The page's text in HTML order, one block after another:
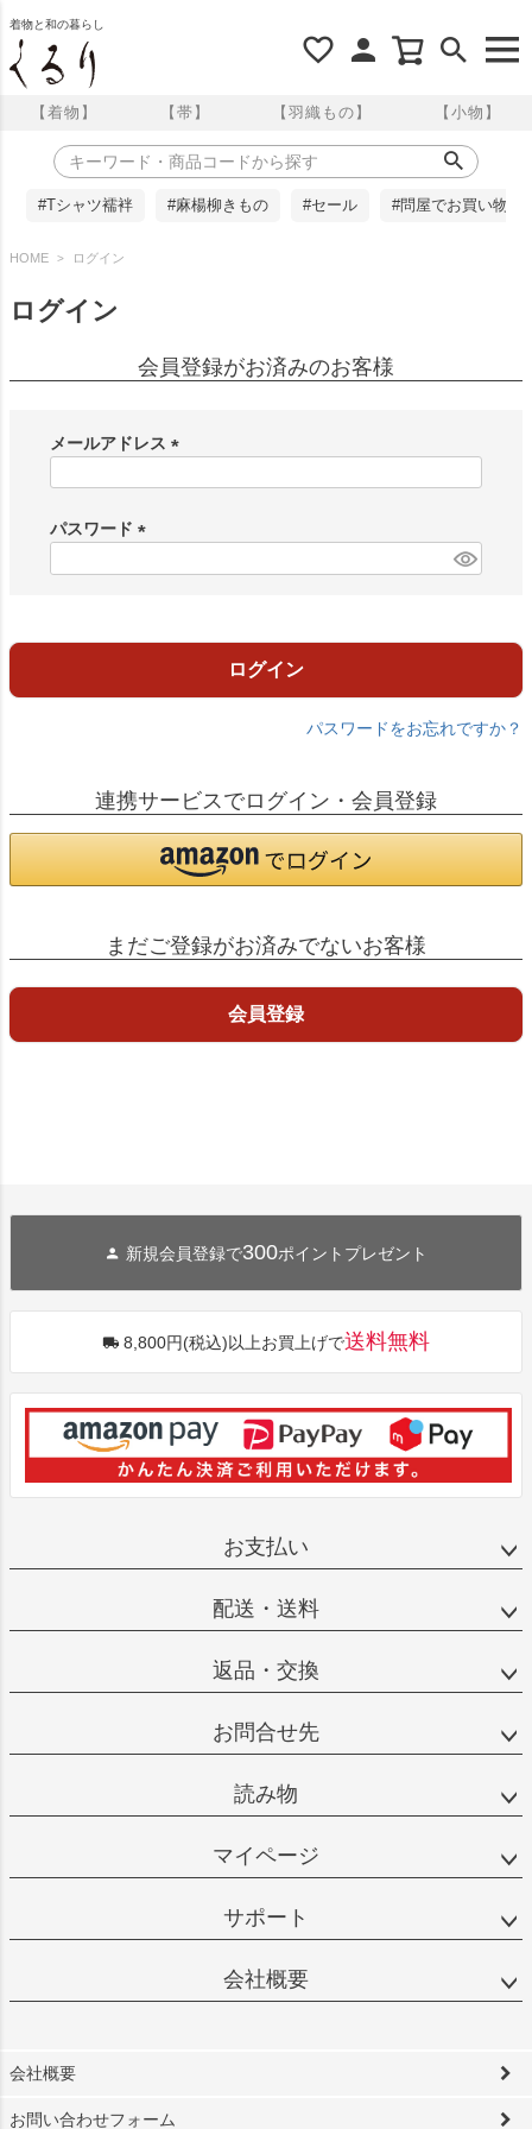
着物と和の暮らし
【着物】 【帯】 【羽織もの】 【小物】
#Tシャツ襦袢 #麻楊柳きもの #セール #問屋でお買い物
HOME ログイン
ログイン
会員登録がお済みのお客様
メールアドレス
)
パスワード
ログイン
パスワードをお忘れですか？
連携サービスでログイン・会員登録
まだご登録がお済みでないお客様
会員登録
新規会員登録で300ポイントプレゼント
8,800円(税込)以上お買上げで送料無料
お支払い
配送・送料
返品・交換
お問合せ先
読み物
マイページ
サポート
会社概要
会社概要
お問い合わせフォーム